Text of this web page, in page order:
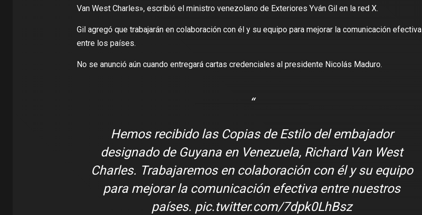
Van West Charles», escribió el ministro venezolano de Exteriores Yván Gil en la red X.
Gil agregó que trabajarán en colaboración con él y su equipo para mejorar la comunicación efectiva
entre los países.
No se anunció aún cuando entregará cartas credenciales al presidente Nicolás Maduro.
Hemos recibido las Copias de Estilo del embajador
designado de Guyana en Venezuela, Richard Van West
Charles. Trabajaremos en colaboración con él y su equipo
para mejorar la comunicación efectiva entre nuestros
países. pic.twitter.com/7dpk0LhBsz